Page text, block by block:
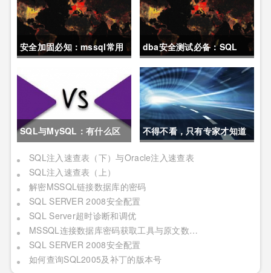
安全加固必知：mssql常用
dba安全测试必备：SQL
SERVER数据库手工延时盲
注语句
SQL与MySQL：有什么区
别？
不得不看，只有专家才知道
的17个SQL查询提速秘诀！
SQL注入速查表（下）与Oracle注入速查表
SQL注入速查表（上）
解密MSSQL链接数据库的密码
SQL SERVER 2008安全配置
SQL Server超时诊断和调优
MSSQL连接数据库密码获取工具与原文数个错误纠正
SQL SERVER 2008安全配置
如何查询SQL2005及补丁的版本号